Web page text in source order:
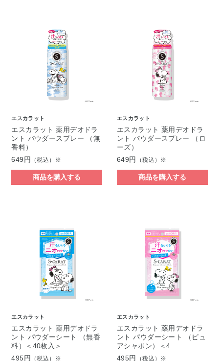
エスカラット
エスカラット 薬用デオドラ
ント パウダースプレー （無
香料）
649円
（税込）※
商品を購入する
エスカラット
エスカラット 薬用デオドラ
ント パウダースプレー （ロ
ーズ）
649円
（税込）※
商品を購入する
エスカラット
エスカラット 薬用デオドラ
ント パウダーシート （無香
料）＜40枚入＞
495円
（税込）※
エスカラット
エスカラット 薬用デオドラ
ント パウダーシート （ピュ
アシャボン）＜4…
495円
（税込）※